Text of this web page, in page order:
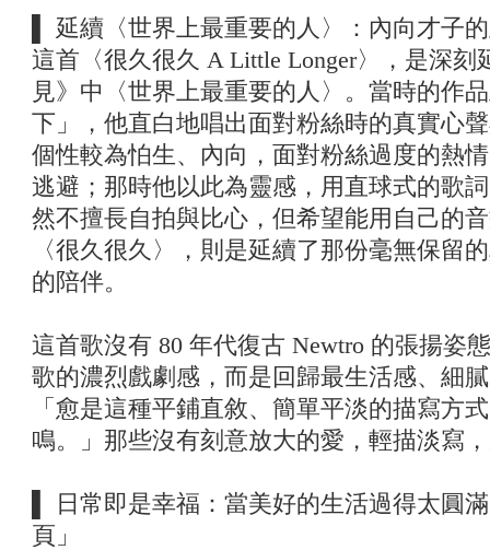
▌ 延續〈世界上最重要的人〉：內向才子
這首〈很久很久 A Little Longer〉，是深刻
見》中〈世界上最重要的人〉。當時的作
下」，他直白地唱出面對粉絲時的真實心
個性較為怕生、內向，面對粉絲過度的熱
逃避；那時他以此為靈感，用直球式的歌
然不擅長自拍與比心，但希望能用自己的
〈很久很久〉，則是延續了那份毫無保留
的陪伴。
這首歌沒有 80 年代復古 Newtro 的張揚姿
歌的濃烈戲劇感，而是回歸最生活感、細
「愈是這種平鋪直敘、簡單平淡的描寫方
鳴。」那些沒有刻意放大的愛，輕描淡寫
▌ 日常即是幸福：當美好的生活過得太圓
頁」